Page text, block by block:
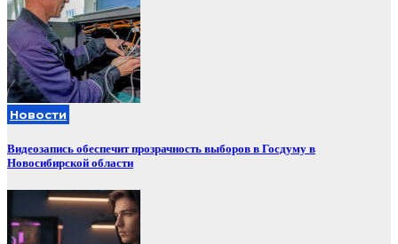
Новости
Видеозапись обеспечит прозрачность выборов в Госдуму в
Новосибирской области